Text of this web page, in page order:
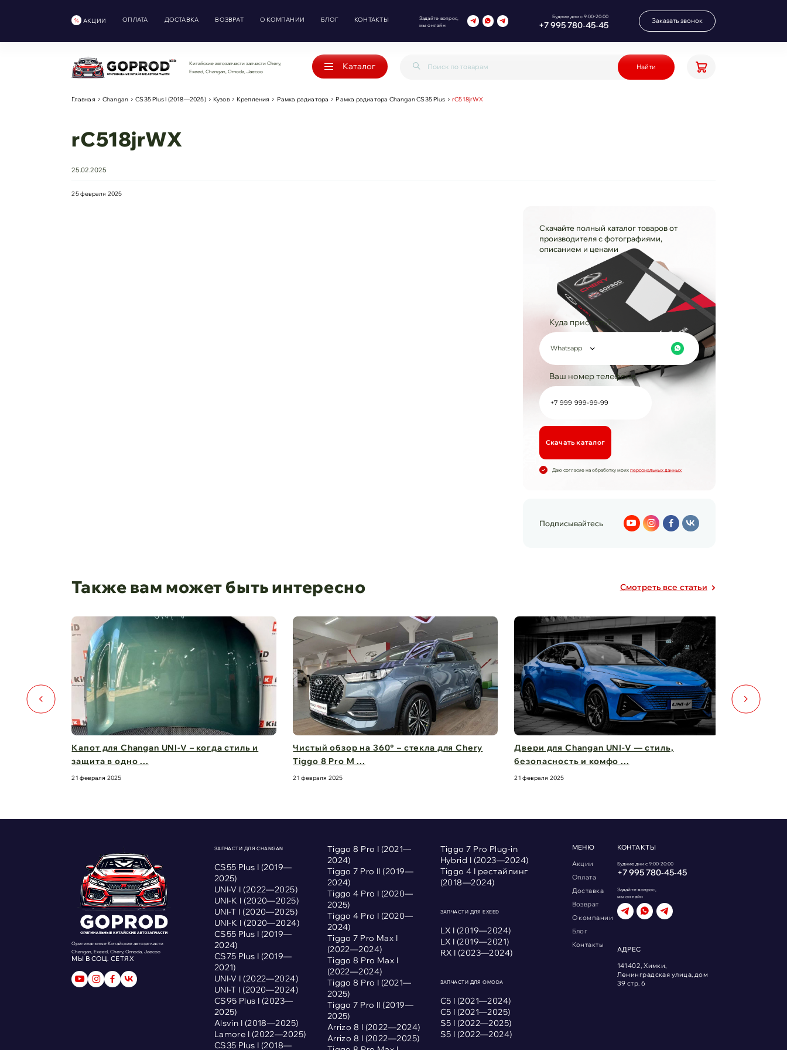
АКЦИИ ОПЛАТА ДОСТАВКА ВОЗВРАТ О КОМПАНИИ БЛОГ КОНТАКТЫ
Задайте вопрос,
мы онлайн
Будние дни с 9:00-20:00
+7 995 780‑45‑45 Заказать звонок
Китайские автозапчасти запчасти Chery,
Exeed, Changan, Omoda, Jaecoo
Каталог Найти
Главная Changan CS35 Plus I (2018—2025) Кузов Крепления Рамка радиатора Рамка радиатора Changan CS35 Plus rC518jrWX
rC518jrWX
25.02.2025
25 февраля 2025
Скачайте полный каталог товаров от
производителя с фотографиями,
описанием и ценами
Куда прислать?
Whatsapp
Ваш номер телефона
Cкачать каталог
Даю согласие на обработку моих персональных данных
Подписывайтесь
Также вам может быть интересно Cмотреть все статьи
Капот для Changan UNI-V – когда стиль и
защита в одно ...
21 февраля 2025
Чистый обзор на 360° – стекла для Chery
Tiggo 8 Pro M ...
21 февраля 2025
Двери для Changan UNI-V — стиль,
безопасность и комфо ...
21 февраля 2025
Оригинальные Китайские автозапчасти
Changan, Exeed, Chery, Omoda, Jaecoo
МЫ В СОЦ. СЕТЯХ
ЗАПЧАСТИ ДЛЯ CHANGAN
CS55 Plus I (2019—
2025)
UNI-V I (2022—2025)
UNI-K I (2020—2025)
UNI-T I (2020—2025)
UNI-K I (2020—2024)
CS55 Plus I (2019—
2024)
CS75 Plus I (2019—
2021)
UNI-V I (2022—2024)
UNI-T I (2020—2024)
CS95 Plus I (2023—
2025)
Alsvin I (2018—2025)
Lamore I (2022—2025)
CS35 Plus I (2018—
Tiggo 8 Pro I (2021—
2024)
Tiggo 7 Pro II (2019—
2024)
Tiggo 4 Pro I (2020—
2025)
Tiggo 4 Pro I (2020—
2024)
Tiggo 7 Pro Max I
(2022—2024)
Tiggo 8 Pro Max I
(2022—2024)
Tiggo 8 Pro I (2021—
2025)
Tiggo 7 Pro II (2019—
2025)
Arrizo 8 I (2022—2024)
Arrizo 8 I (2022—2025)
Tiggo 7 Pro Plug-in
Hybrid I (2023—2024)
Tiggo 4 I рестайлинг
(2018—2024)
ЗАПЧАСТИ ДЛЯ EXEED
LX I (2019—2024)
LX I (2019—2021)
RX I (2023—2024)
ЗАПЧАСТИ ДЛЯ OMODA
С5 I (2021—2024)
С5 I (2021—2025)
S5 I (2022—2025)
S5 I (2022—2024)
МЕНЮ
Акции
Оплата
Доставка
Возврат
О компании
Блог
Контакты
КОНТАКТЫ
Будние дни с 9:00-20:00
+7 995 780‑45‑45
Задайте вопрос,
мы онлайн
АДРЕС
141402, Химки,
Ленинградская улица, дом
39 стр. 6